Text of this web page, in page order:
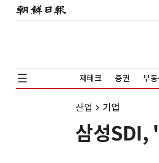
재테크 증권 부
산업 기업
삼성SDI,